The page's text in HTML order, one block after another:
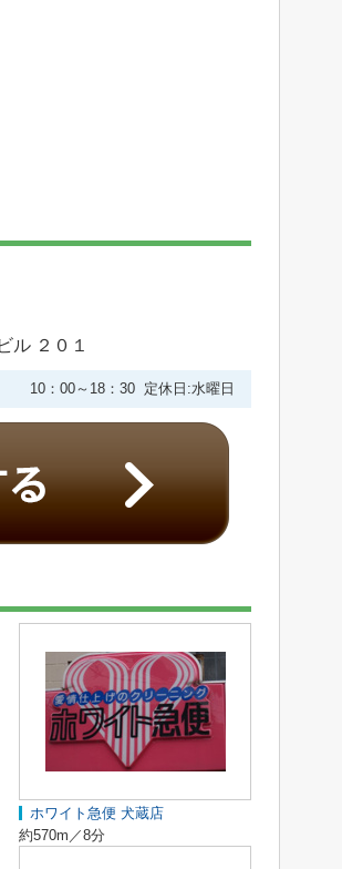
ル ２０１
10：00～18：30 定休日:水曜日
ホワイト急便 犬蔵店
約570m／8分